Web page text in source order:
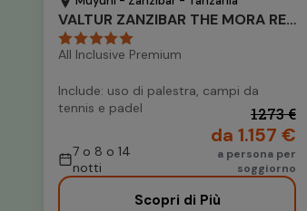
VALTUR ZANZIBAR THE MORA RESORT
All Inclusive Premium
Include: uso di palestra, campi da
tennis e padel
7 o 8 o 14
notti
1273 €
da 1.157 €
a persona per
soggiorno
Scopri di Più